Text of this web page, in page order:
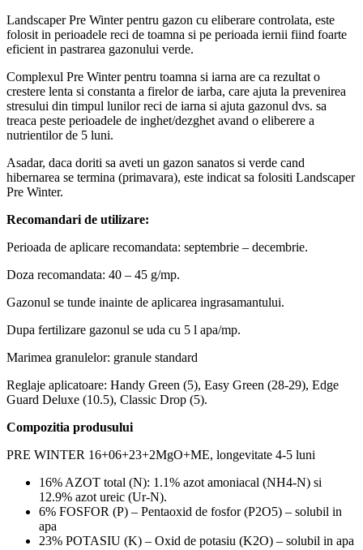
Landscaper Pre Winter pentru gazon cu eliberare controlata, este
folosit in perioadele reci de toamna si pe perioada iernii fiind foarte
eficient in pastrarea gazonului verde.
Complexul Pre Winter pentru toamna si iarna are ca rezultat o
crestere lenta si constanta a firelor de iarba, care ajuta la prevenirea
stresului din timpul lunilor reci de iarna si ajuta gazonul dvs. sa
treaca peste perioadele de inghet/dezghet avand o eliberere a
nutrientilor de 5 luni.
Asadar, daca doriti sa aveti un gazon sanatos si verde cand
hibernarea se termina (primavara), este indicat sa folositi Landscaper
Pre Winter.
Recomandari de utilizare:
Perioada de aplicare recomandata: septembrie – decembrie.
Doza recomandata: 40 – 45 g/mp.
Gazonul se tunde inainte de aplicarea ingrasamantului.
Dupa fertilizare gazonul se uda cu 5 l apa/mp.
Marimea granulelor: granule standard
Reglaje aplicatoare: Handy Green (5), Easy Green (28-29), Edge
Guard Deluxe (10.5), Classic Drop (5).
Compozitia produsului
PRE WINTER 16+06+23+2MgO+ME, longevitate 4-5 luni
16% AZOT total (N): 1.1% azot amoniacal (NH4-N) si
12.9% azot ureic (Ur-N).
6% FOSFOR (P) – Pentaoxid de fosfor (P2O5) – solubil in
apa
23% POTASIU (K) – Oxid de potasiu (K2O) – solubil in apa